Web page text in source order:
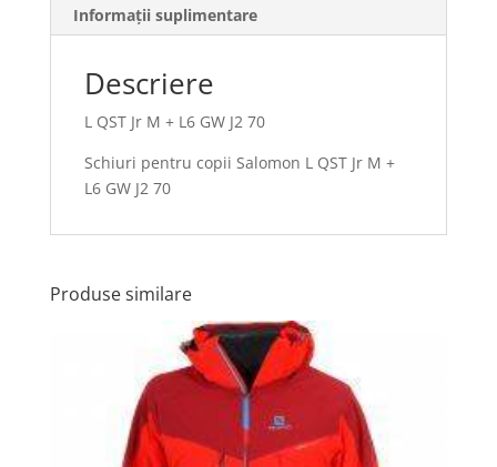
Informații suplimentare
Descriere
L QST Jr M + L6 GW J2 70
Schiuri pentru copii Salomon L QST Jr M +
L6 GW J2 70
Produse similare